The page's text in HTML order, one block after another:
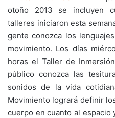
otoño 2013 se incluyen
talleres iniciaron esta
gente conozca los
movimiento. Los días
horas el Taller de
público conozca las
sonidos de la vida
Movimiento logrará definir
cuerpo en cuanto al